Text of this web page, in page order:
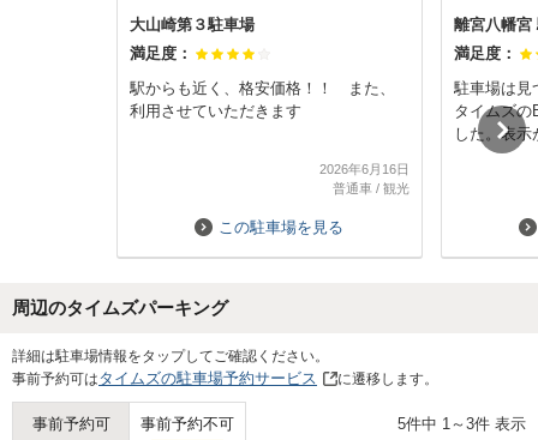
大山崎第３駐車場
満足度：
駅からも近く、格安価格！！ また、
利用させていただきます
2026年6月16日
普通車/ 観光
この駐車場を見る
離宮八幡宮
満足度：
駐車場は見
タイムズの
した。表示
かると思
っている
周辺のタイムズパーキング
詳細は駐車場情報をタップしてご確認ください。
事前予約可はタイムズの駐車場予約サービス に遷移します。
事前予約可 事前予約不可 5件中 1 ～ 3件 表示